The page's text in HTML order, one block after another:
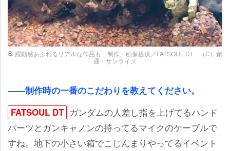
躍動感あふれるリアルな作品も 制作・画像提供／FATSOUL DT （C）創
通・サンライズ
――制作時の一番のこだわりを教えてください。
FATSOUL DT ガンダムの人差し指を上げてるハンド
パーツとガンキャノンの持ってるマイクのケーブルで
すね。地下の小さい箱でこじんまりやってるイベント